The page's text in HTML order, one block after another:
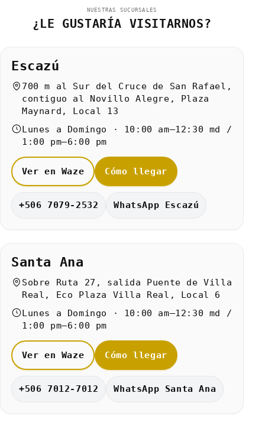
NUESTRAS SUCURSALES
¿LE GUSTARÍA VISITARNOS?
Escazú
700 m al Sur del Cruce de San Rafael,
contiguo al Novillo Alegre, Plaza
Maynard, Local 13
Lunes a Domingo · 10:00 am–12:30 md /
1:00 pm–6:00 pm
Ver en Waze Cómo llegar
+506 7079-2532 WhatsApp Escazú
Santa Ana
Sobre Ruta 27, salida Puente de Villa
Real, Eco Plaza Villa Real, Local 6
Lunes a Domingo · 10:00 am–12:30 md /
1:00 pm–6:00 pm
Ver en Waze Cómo llegar
+506 7012-7012 WhatsApp Santa Ana